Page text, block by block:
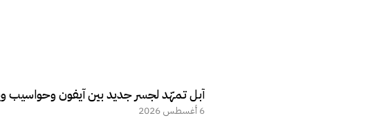
آبل تمهّد لجسر جديد بين آيفون وحواسيب
6 أغسطس 2026